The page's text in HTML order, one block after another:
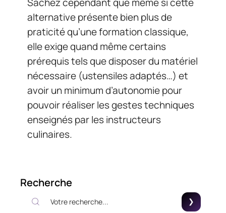
alternative présente bien plus de
praticité qu’une formation classique,
elle exige quand même certains
prérequis tels que disposer du matériel
nécessaire (ustensiles adaptés…) et
avoir un minimum d’autonomie pour
pouvoir réaliser les gestes techniques
enseignés par les instructeurs
culinaires.
Recherche